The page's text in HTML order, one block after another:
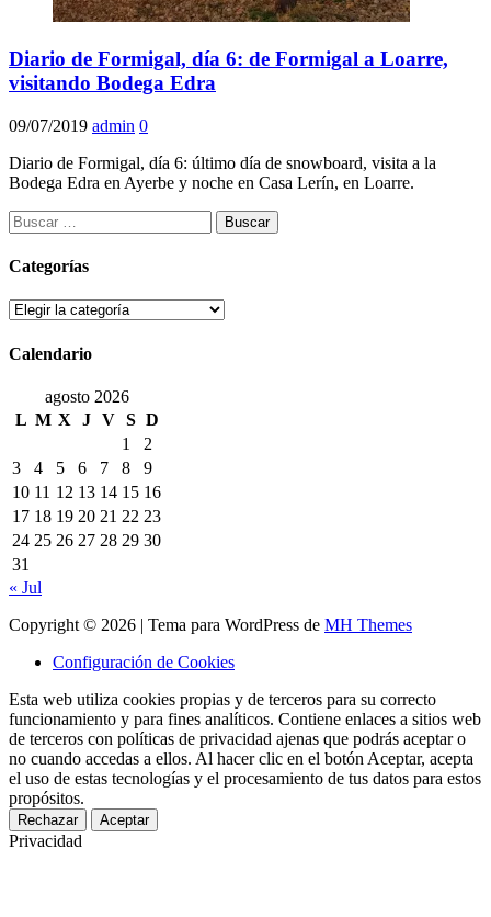
Diario de Formigal, día 6: de Formigal a Loarre,
visitando Bodega Edra
09/07/2019 admin 0
Diario de Formigal, día 6: último día de snowboard, visita a la
Bodega Edra en Ayerbe y noche en Casa Lerín, en Loarre.
Buscar:
Categorías
Categorías
Calendario
agosto 2026
L M X J V S D
1
2
3
4 5 6 7 8
9
10 11 12 13 14 15 16
17 18 19 20 21 22 23
24 25 26 27 28 29 30
31
« Jul
Copyright © 2026 | Tema para WordPress de MH Themes
Configuración de Cookies
Esta web utiliza cookies propias y de terceros para su correcto
funcionamiento y para fines analíticos. Contiene enlaces a sitios web
de terceros con políticas de privacidad ajenas que podrás aceptar o
no cuando accedas a ellos. Al hacer clic en el botón Aceptar, acepta
el uso de estas tecnologías y el procesamiento de tus datos para estos
propósitos.
Rechazar Aceptar
Privacidad